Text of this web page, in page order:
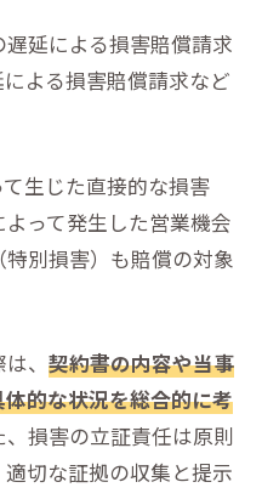
延による損害賠償請求
よる損害賠償請求など
生じた直接的な損害
よって発生した営業機会
別損害）も賠償の対象
、 契約書の内容や当事
的な状況を総合的に考
、損害の立証責任は原則
切な証拠の収集と提示